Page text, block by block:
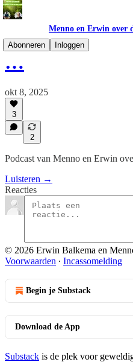
Menno en Erwin over
Abonneren
Inloggen
…
okt 8, 2025
3
2
Podcast van Menno en Erwin
Luisteren →
Reacties
© 2026 Erwin Balkema en
Voorwaarden ∙ Incassomelding
Begin je Substack
Download de App
Substack is de plek voor